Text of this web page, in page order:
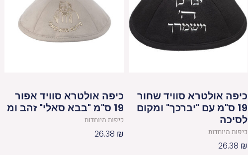
כיפה אולטרא סוויד שחור
19 ס"מ עם "יברכך" ומקום
לסיכה
כיפות מיוחדות
26.38 ₪
כיפה אולטרא סוויד אפור
19 ס"מ "בבא סאלי" זהב ומ
כיפות מיוחדות
26.38 ₪